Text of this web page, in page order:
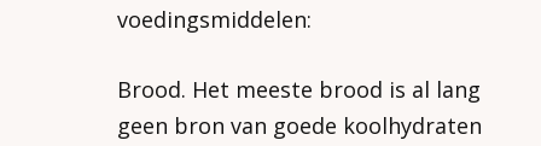
voedingsmiddelen:
Brood. Het meeste brood is al lang
geen bron van goede koolhydraten